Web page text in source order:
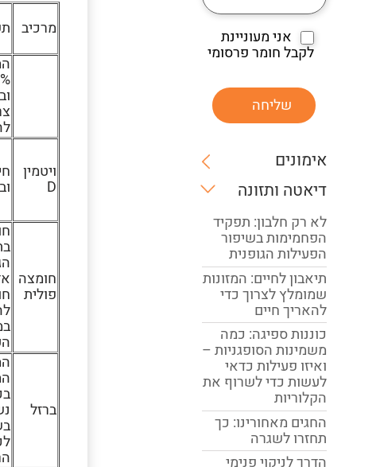
אני מעוניינת
לקבל חומר פרסומי
שליחה
אימונים
דיאטה ותזונה
לא רק חלבון: תפקיד
הפחמימות בשיפור
הפעילות הגופנית
תיאבון לחיים: המזונות
שמומלץ לצרוך כדי
להאריך חיים
כוננות ספיגה: כמה
משמינות הסופגניות –
ואיזו פעילות כדאי
לעשות כדי לשרוף את
הקלוריות
החגים מאחורינו: כך
תחזרו לשגרה
הדרך לניקוי פנימי
מרכיב
ויטמין
D
חומצה
פולית
ברזל